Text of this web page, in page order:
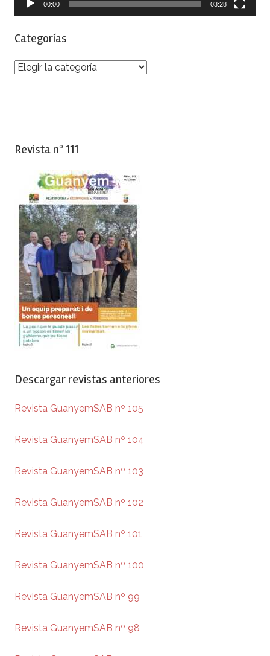
00:00 03:28
Categorías
Categorías
Revista nº 111
Descargar revistas anteriores
Revista GuanyemSAB nº 105
Revista GuanyemSAB nº 104
Revista GuanyemSAB nº 103
Revista GuanyemSAB nº 102
Revista GuanyemSAB nº 101
Revista GuanyemSAB nº 100
Revista GuanyemSAB nº 99
Revista GuanyemSAB nº 98